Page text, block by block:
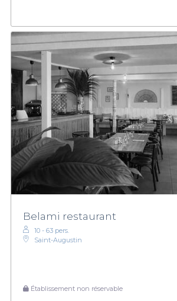
Belami restaurant
10 - 63 pers.
Saint-Augustin
Établissement non réservable